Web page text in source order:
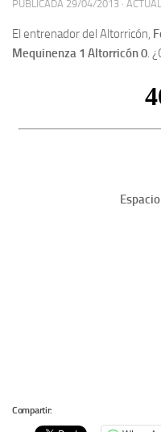
PUBLICADA 29/04/2013 ·
El entrenador del Altorricón,
Mequinenza 1 Altorricón 0.
Compartir: